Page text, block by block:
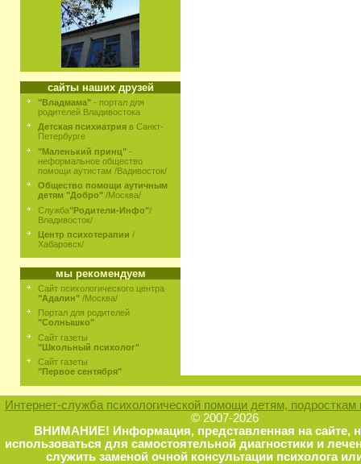
сайты наших друзей
"Владмама" - портал для
родителей Владивостока
Детская психиатрия в Санкт-
Петербурге
"Маленький принц" -
неформальное общество
помощи аутистам /Вадивосток/
Общество помощи аутичным
детям "Добро" /Москва/
Служба"Родители-Инфо"/
Владивосток/
Центр психотерапии /
Хабаровск/
мы рекомендуем
Сайт психологического центра
"Адалин" /Москва/
Портал для родителей
"Солнышко"
Сайт газеты
"Школьный психолог"
Сайт газеты
"Первое сентября"
Интернет-служба психологической помощи детям, подросткам
© 2007-2026
ВНИМАНИЕ! Информация, представленная на сайте,
использоваться для самостоятельной диагностики и
служить заменой очной консультации психолога